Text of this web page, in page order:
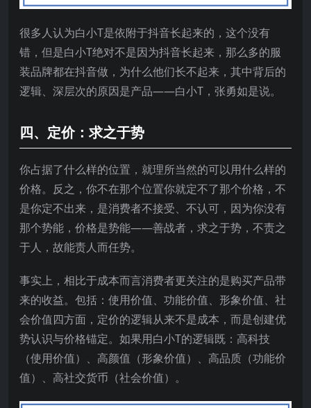
很多人认为白小T是依附于抖音长起来的，这个没有
错，但是白小T绝对不是因为抖音长起来，那么多的服
装品牌都在抖音做，为什么他们长不起来，其中背后的
逻辑、深层次的原因是产品——白小T，张勇如是说。
四、定价：求之于势
你占据了什么样的位置，就理所当然的可以用什么样的
价格。反之，你不在那个位置你就定不了那个价格，不
是你定不出来，是消费者不接受、不认可，因为你没有
那个势能，价格是势能——善战者，求之于势，不责之
于人，故能责人而任势。
事实上，相比于成本而言消费者更关注的是购买产品带
来的收益。包括：使用价值、功能价值、形象价值、社
会价值四方面，定价的逻辑从来不是成本，而是创建优
势认识与价格锚定。如果用白小T的逻辑既：高科技
（使用价值）、高颜值（形象价值）、高品质（功能价
值）、高社交货币（社会价值）。